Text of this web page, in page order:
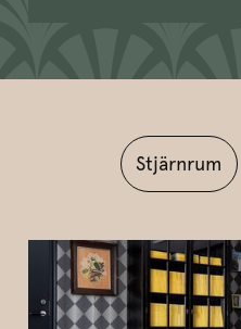
Stjärnrum